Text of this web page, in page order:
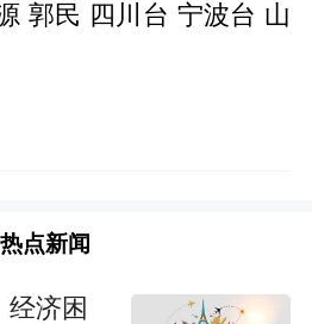
郭民 四川台 宁波台 山
热点新闻
济困